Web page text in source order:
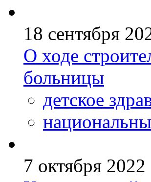
18 сентября
О ходе
больницы
детское
7 октября 2022